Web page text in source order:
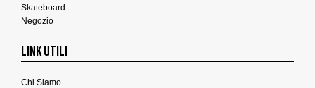
Skateboard
Negozio
LINK UTILI
Chi Siamo